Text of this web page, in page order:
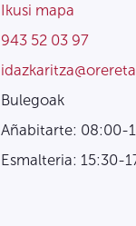
Ikusi mapa
943 52 03 97
Bulegoak
Añabitarte: 08:00-
Esmalteria: 15:30-